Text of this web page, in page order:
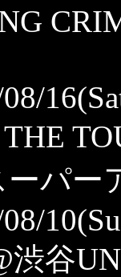
THE
パー
渋谷